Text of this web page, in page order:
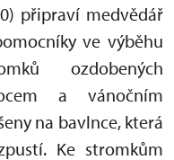
připraví medvědář
ve výběhu
ozdobených
a vánočním
na bavlnce, která
Ke stromkům